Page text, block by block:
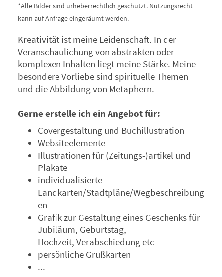
*Alle Bilder sind urheberrechtlich geschützt. Nutzungsrecht
kann auf Anfrage eingeräumt werden.
Kreativität ist meine Leidenschaft. In der
Veranschaulichung von abstrakten oder
komplexen Inhalten liegt meine Stärke. Meine
besondere Vorliebe sind spirituelle Themen
und die Abbildung von Metaphern.
Gerne erstelle ich ein Angebot für:
Covergestaltung und Buchillustration
Websiteelemente
Illustrationen für (Zeitungs-)artikel und
Plakate
individualisierte
Landkarten/Stadtpläne/Wegbeschreibung
en
Grafik zur Gestaltung eines Geschenks für
Jubiläum, Geburtstag,
Hochzeit, Verabschiedung etc
persönliche Grußkarten
...